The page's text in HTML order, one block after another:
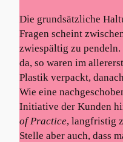
Die grundsätzliche
Fragen scheint
zwiespältig zu
da, so waren im
Plastik verpackt,
Wie eine
Initiative der Kunden
of Practice, langfristig
Stelle aber auch, dass